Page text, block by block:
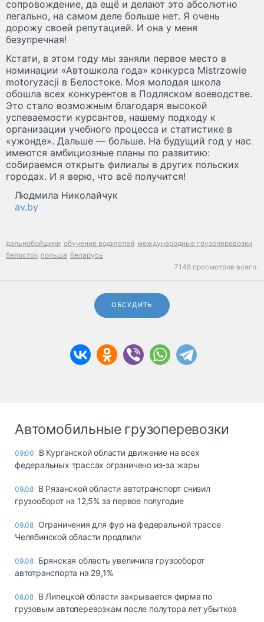
сопровождение, да ещё и делают это абсолютно
легально, на самом деле больше нет. Я очень
дорожу своей репутацией. И она у меня
безупречная!
Кстати, в этом году мы заняли первое место в
номинации «Автошкола года» конкурса Mistrzowie
motoryzacji в Белостоке. Моя молодая школа
обошла всех конкурентов в Подляском воеводстве.
Это стало возможным благодаря высокой
успеваемости курсантов, нашему подходу к
организации учебного процесса и статистике в
«ужонде». Дальше — больше. На будущий год у нас
имеются амбициозные планы по развитию:
собираемся открыть филиалы в других польских
городах. И я верю, что всё получится!
Людмила Николайчук
av.by
дальнобойщики обучение водителей международные грузоперевозки
белосток польша беларусь
7148 просмотров всего.
ОБСУДИТЬ
Автомобильные грузоперевозки
09:00
В Курганской области движение на всех
федеральных трассах ограничено из-за жары
09.08 В Рязанской области автотранспорт снизил
грузооборот на 12,5% за первое полугодие
09.08 Ограничения для фур на федеральной трассе
Челябинской области продлили
09.08 Брянская область увеличила грузооборот
автотранспорта на 29,1%
08.08 В Липецкой области закрывается фирма по
грузовым автоперевозкам после полутора лет убытков